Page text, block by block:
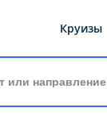
Круизы
или направление